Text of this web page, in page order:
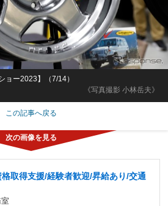
《写真撮影 小林岳夫》
ョー2023】（7/14）
この記事へ戻る
取得支援/経験者歓迎/昇給あり/交通